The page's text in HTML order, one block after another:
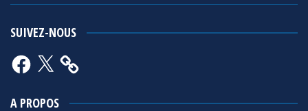
SUIVEZ-NOUS
Facebook
X
A PROPOS